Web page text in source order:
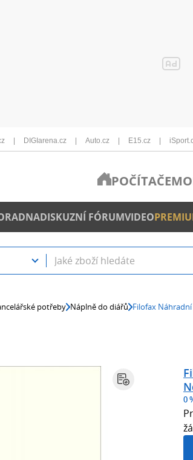
DIGIarena.cz Auto.cz E15.cz
POČÍTAČE
DISKUZNÍ FÓRUMVIDEO
potřeby Náplně do diářů Filofax
0